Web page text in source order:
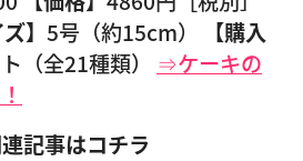
】 5号（約15cm）
【購入
（全21種類） ⇒ケーキの
記事はコチラ